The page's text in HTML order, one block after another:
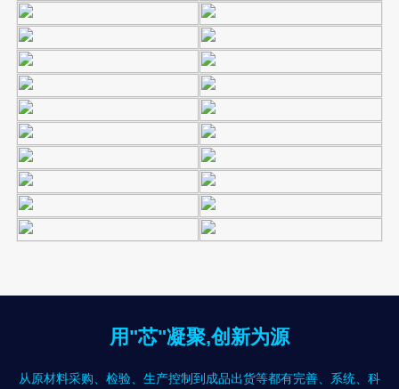
用"芯"凝聚,创新为源
从原材料采购、检验、生产控制到成品出货等都有完善、系统、科